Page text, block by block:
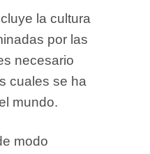
la cultura
por las
necesario
cuales se ha
mundo.
modo